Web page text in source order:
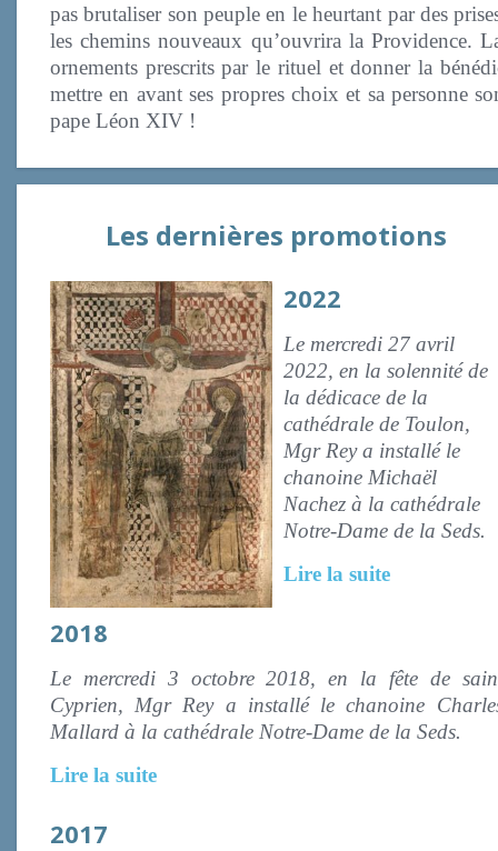
pas brutaliser son peuple en le heurtant par des
les chemins nouveaux qu’ouvrira la Providence.
ornements prescrits par le rituel et donner la
mettre en avant ses propres choix et sa personne
pape Léon XIV !
Les dernières promotions
2022
Le mercredi 27 avril
2022, en la solennité de
la dédicace de la
cathédrale de Toulon,
Mgr Rey a installé le
chanoine Michaël
Nachez à la cathédrale
Notre-Dame de la Seds.
Lire la suite
2018
Le mercredi 3 octobre 2018, en la fête de
Cyprien, Mgr Rey a installé le chanoine
Mallard à la cathédrale Notre-Dame de la Seds.
Lire la suite
2017